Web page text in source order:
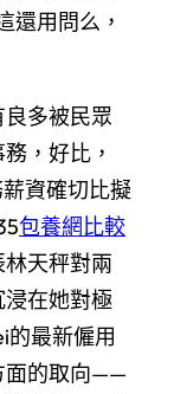
還用問么，
多被民眾
，好比，
資確切比擬
包養網比較
天秤對兩
在她對極
的最新僱用
面的取向——